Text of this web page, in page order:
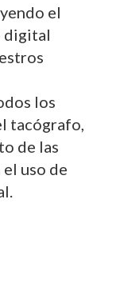
el
digital
los
tacógrafo,
de las
uso de